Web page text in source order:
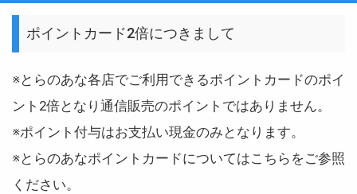
ポイントカード2倍につきまして
※とらのあな各店でご利用できるポイントカードのポイ
ント2倍となり通信販売のポイントではありません。
※ポイント付与はお支払い現金のみとなります。
※とらのあなポイントカードについてはこちらをご参照
ください。